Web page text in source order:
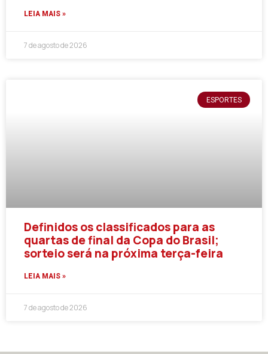
LEIA MAIS »
7 de agosto de 2026
ESPORTES
Definidos os classificados para as
quartas de final da Copa do Brasil;
sorteio será na próxima terça-feira
LEIA MAIS »
7 de agosto de 2026